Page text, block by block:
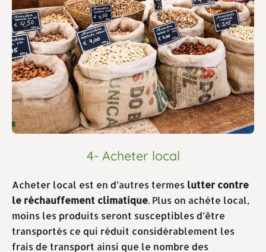
4- Acheter local
Acheter local est en d’autres termes lutter contre
le réchauffement climatique. Plus on achète local,
moins les produits seront susceptibles d’être
transportés ce qui réduit considérablement les
frais de transport ainsi que le nombre des